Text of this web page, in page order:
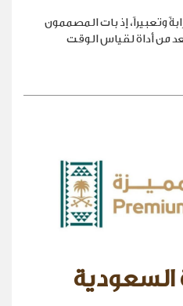
وتعبيراً، إذ بات المصممون
من أداة لقياس الوقت
السعودية